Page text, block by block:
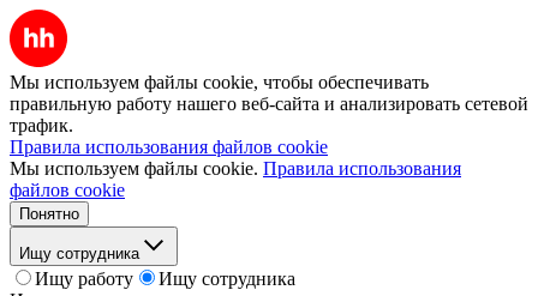
Мы используем файлы cookie, чтобы обеспечивать
правильную работу нашего веб-сайта и анализировать сетевой
трафик.
Правила использования файлов cookie
Мы используем файлы cookie. Правила использования
файлов cookie
Понятно
Ищу сотрудника
Ищу работу
Ищу сотрудника